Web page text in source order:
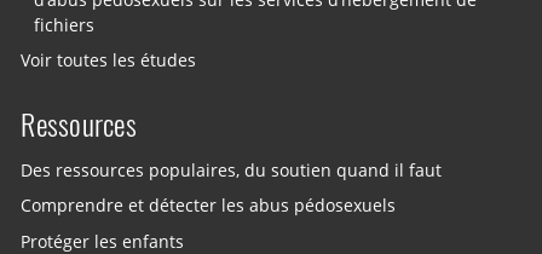
fichiers
Voir toutes les études
Ressources
Des ressources populaires, du soutien quand il faut
Comprendre et détecter les abus pédosexuels
Protéger les enfants